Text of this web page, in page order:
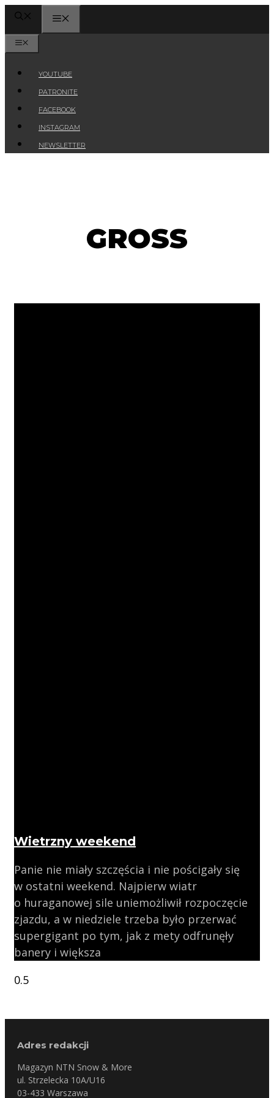
Przejdź
treści
YOUTUBE
PATRONITE
FACEBOOK
INSTAGRAM
NEWSLETTER
GROSS
Wietrzny weekend
Panie nie miały szczęścia i nie pościgały się
w ostatni weekend. Najpierw wiatr
o huraganowej sile uniemożliwił rozpoczęcie
zjazdu, a w niedziele trzeba było przerwać
supergigant po tym, jak z mety odfrunęły
banery i większa
Adres redakcji
Magazyn NTN Snow & More
ul. Strzelecka 10A/U16
03-433 Warszawa